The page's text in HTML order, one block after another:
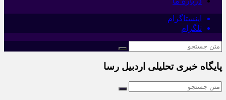
اینستاگرام
تلگرام
پایگاه خبری تحلیلی اردبیل رسا